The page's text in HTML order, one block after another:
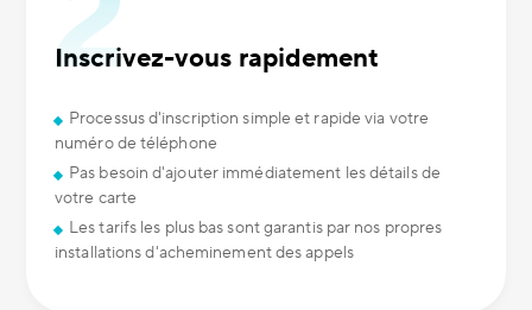
Inscrivez-vous rapidement
Processus d'inscription simple et rapide via votre
numéro de téléphone
Pas besoin d'ajouter immédiatement les détails de
votre carte
Les tarifs les plus bas sont garantis par nos propres
installations d'acheminement des appels